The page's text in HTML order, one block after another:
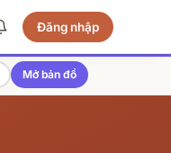
Đăng nhập
Mở bản đồ